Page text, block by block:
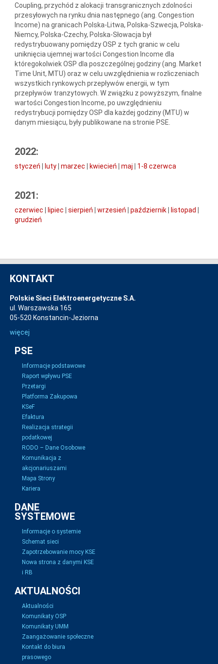
Coupling, przychód z alokacji transgranicznych zdolności
przesyłowych na rynku dnia następnego (ang. Congestion
Income) na granicach Polska-Litwa, Polska-Szwecja, Polska-
Niemcy, Polska-Czechy, Polska-Słowacja był
redystrybuowany pomiędzy OSP z tych granic w celu
uniknięcia ujemnej wartości Congestion Income dla
któregokolwiek OSP dla poszczególnej godziny (ang. Market
Time Unit, MTU) oraz w celu uwzględnienia w rozliczeniach
wszystkich rynkowych przepływów energii, w tym
przepływów tranzytowych. W związku z powyższym, finalne
wartości Congestion Income, po uwzględnieniu
redystrybucji pomiędzy OSP dla każdej godziny (MTU) w
danym miesiącu, były publikowane na stronie PSE.
2022:
styczeń luty marzec kwiecień maj 1-8 czerwca
2021:
czerwiec lipiec sierpień wrzesień październik listopad
grudzień
KONTAKT
Polskie Sieci Elektroenergetyczne S.A.
ul. Warszawska 165
05-520 Konstancin-Jeziorna
więcej
PSE
Informacje podstawowe
Raport wpływu PSE
Przetargi
Platforma Zakupowa
KSeF
Efaktura
Realizacja strategii
podatkowej
RODO – Dane Osobowe
Komunikacja z
akcjonariuszami
Mapa Strony
Kariera
DANE
SYSTEMOWE
Informacje o systemie
Schemat sieci
Zapotrzebowanie mocy KSE
Nowa strona z danymi KSE
i RB
AKTUALNOŚCI
Aktualności
Komunikaty OSP
Komunikaty UMM
Zaangażowanie społeczne
Kontakt do biura
prasowego